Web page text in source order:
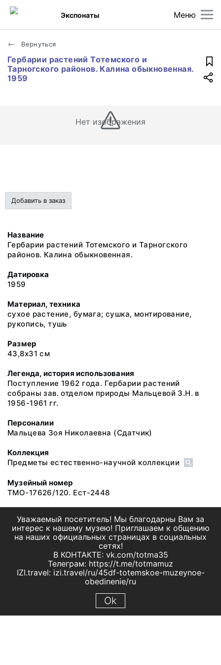
Меню
Экспонаты
Вернуться
Гербарии растений Тотемского и
Тарногского районов. Калина обыкновенная.
1959
Нет изображения
Добавить в заказ
Название
Гербарии растений Тотемского и Тарногского
районов. Калина обыкновенная.
Датировка
1959
Материал, техника
сухое растение, бумага; сушка, монтирование,
рукопись, тушь
Размер
43,8х31 см
Легенда, история использования
Поступление 1962 года. Гербарии растений
собраны зав. отделом природы Мальцевой З.Н. в
1956-1961 гг.
Персоналии
Мальцева Зоя Николаевна (Сдатчик)
Коллекция
Предметы естественно-научной коллекции
Музейный номер
ТМО-17626/120. Ест-2448
Уважаемый посетитель! Мы благодарны Вам за
интерес к нашему музею! Приглашаем к общению
на наших официальных страницах в социальных
сетях!
В КОНТАКТЕ: vk.com/totma35
Телеграм: https://t.me/totmamuz
IZI.travel: izi.travel/ru/45df-totemskoe-muzeynoe-
obedinenie/ru
Ok